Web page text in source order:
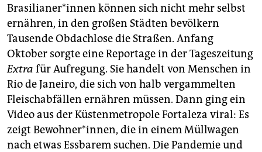
Bra­si­lia­ne­r*in­nen können sich nicht mehr selbst
ernähren, in den großen Städten bevölkern
Tausende Obdachlose die Straßen. Anfang
Oktober sorgte eine Reportage in der Tageszeitung
Extra für Aufregung. Sie handelt von Menschen in
Rio de Janeiro, die sich von halb vergammelten
Fleischabfällen ernähren müssen. Dann ging ein
Video aus der Küstenmetropole Fortaleza viral: Es
zeigt Bewohner*innen, die in einem Müllwagen
nach etwas Essbarem suchen. Die Pandemie und